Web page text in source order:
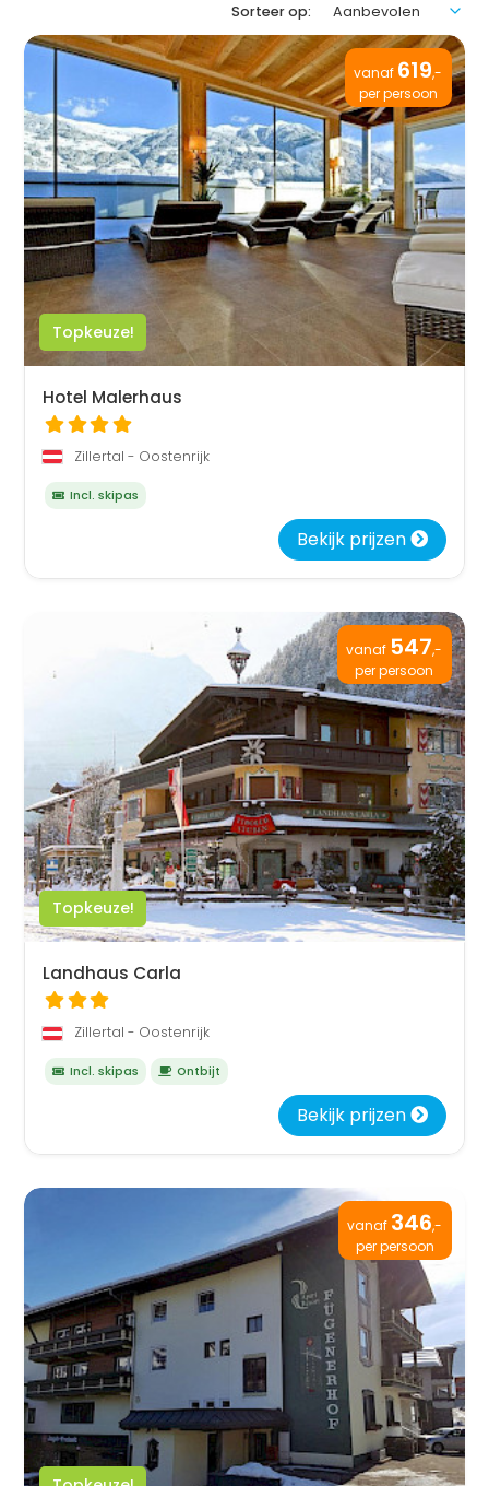
Sorteer op:
vanaf 619,-
per persoon
Topkeuze!
Hotel Malerhaus
Zillertal - Oostenrijk
Incl. skipas
Bekijk prijzen
vanaf 547,-
per persoon
Topkeuze!
Landhaus Carla
Zillertal - Oostenrijk
Incl. skipas Ontbijt
Bekijk prijzen
vanaf 346,-
per persoon